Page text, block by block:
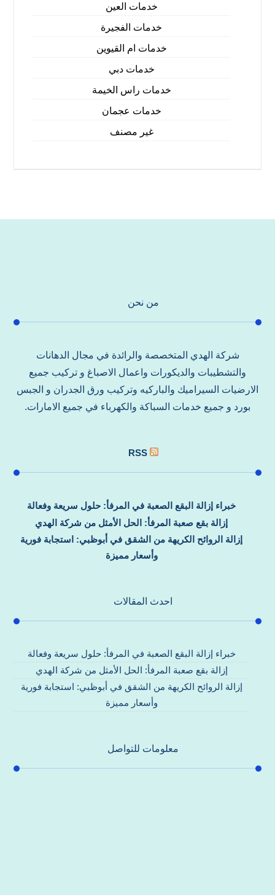
خدمات العين
خدمات الفجيرة
خدمات ام القيوين
خدمات دبي
خدمات راس الخيمة
خدمات عجمان
غير مصنف
من نحن
شركة الهدي المتخصصة والرائدة في مجال الدهانات
والتشطيبات والديكورات واعمال الاصباغ و تركيب جميع
الارضيات السيراميك والباركيه وتركيب ورق الجدران و الجبس
بورد و جميع خدمات السباكة والكهرباء في جميع الامارات.
RSS
خبراء إزالة البقع الصعبة في المرفأ: حلول سريعة وفعالة
إزالة بقع صعبة المرفأ: الحل الأمثل من شركة الهدي
إزالة الروائح الكريهة من الشقق في أبوظبي: استجابة فورية
وأسعار مميزة
احدث المقالات
خبراء إزالة البقع الصعبة في المرفأ: حلول سريعة وفعالة
إزالة بقع صعبة المرفأ: الحل الأمثل من شركة الهدي
إزالة الروائح الكريهة من الشقق في أبوظبي: استجابة فورية
وأسعار مميزة
معلومات للتواصل